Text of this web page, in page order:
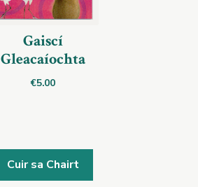
Gaiscí
Gleacaíochta
€5.00
Cuir sa Chairt